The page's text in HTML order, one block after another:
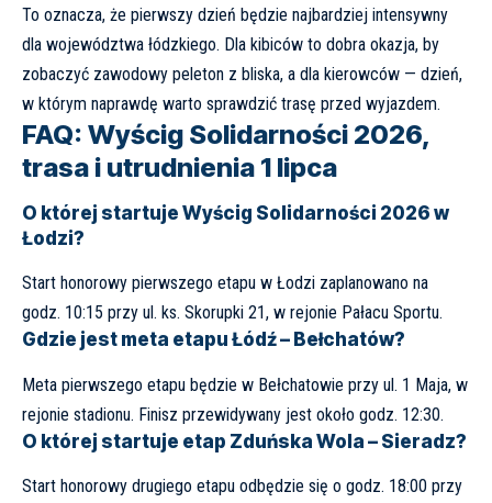
To oznacza, że pierwszy dzień będzie najbardziej intensywny
dla województwa łódzkiego. Dla kibiców to dobra okazja, by
zobaczyć zawodowy peleton z bliska, a dla kierowców — dzień,
w którym naprawdę warto sprawdzić trasę przed wyjazdem.
FAQ: Wyścig Solidarności 2026,
trasa i utrudnienia 1 lipca
O której startuje Wyścig Solidarności 2026 w
Łodzi?
Start honorowy pierwszego etapu w Łodzi zaplanowano na
godz. 10:15 przy ul. ks. Skorupki 21, w rejonie Pałacu Sportu.
Gdzie jest meta etapu Łódź – Bełchatów?
Meta pierwszego etapu będzie w Bełchatowie przy ul. 1 Maja, w
rejonie stadionu. Finisz przewidywany jest około godz. 12:30.
O której startuje etap Zduńska Wola – Sieradz?
Start honorowy drugiego etapu odbędzie się o godz. 18:00 przy